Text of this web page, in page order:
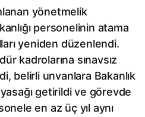
yönetmelik
personelinin atama
yeniden düzenlendi.
kadrolarına sınavsız
belirli unvanlara Bakanlık
getirildi ve görevde
en az üç yıl aynı